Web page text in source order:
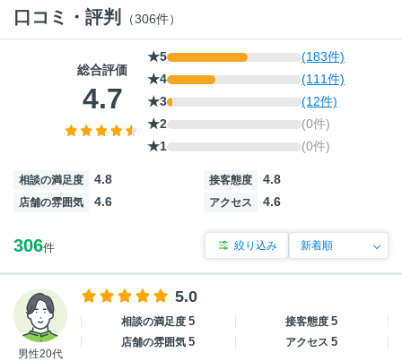
口コミ・評判 （306件）
総合評価
4.7
★5
(183件)
★4
(111件)
★3
(12件)
★2
(0件)
★1
(0件)
相談の満足度 4.8 接客態度 4.8
店舗の雰囲気 4.6 アクセス 4.6
306件 絞り込み
男性20代
5.0
相談の満足度5 接客態度5
店舗の雰囲気5 アクセス5